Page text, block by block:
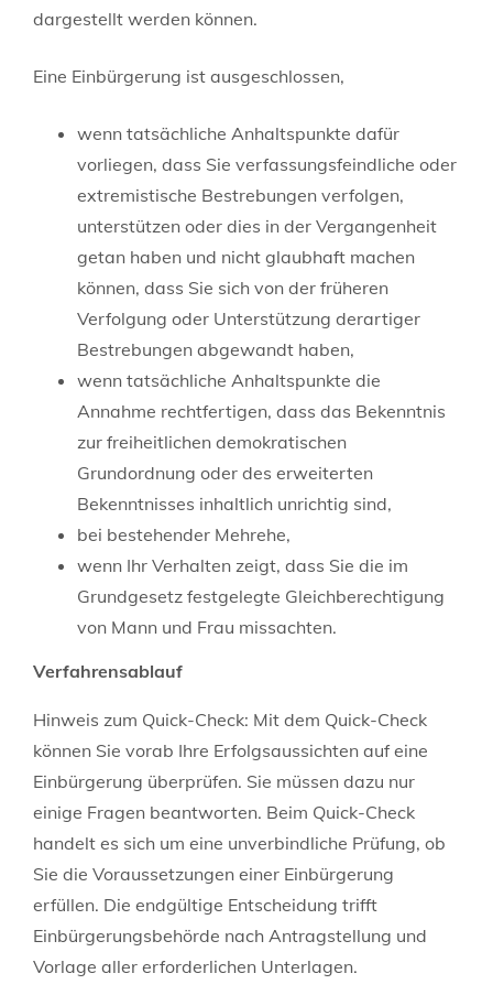
dargestellt werden können.
Eine Einbürgerung ist ausgeschlossen,
wenn tatsächliche Anhaltspunkte dafür
vorliegen, dass Sie verfassungsfeindliche oder
extremistische Bestrebungen verfolgen,
unterstützen oder dies in der Vergangenheit
getan haben und nicht glaubhaft machen
können, dass Sie sich von der früheren
Verfolgung oder Unterstützung derartiger
Bestrebungen abgewandt haben,
wenn tatsächliche Anhaltspunkte die
Annahme rechtfertigen, dass das Bekenntnis
zur freiheitlichen demokratischen
Grundordnung oder des erweiterten
Bekenntnisses inhaltlich unrichtig sind,
bei bestehender Mehrehe,
wenn Ihr Verhalten zeigt, dass Sie die im
Grundgesetz festgelegte Gleichberechtigung
von Mann und Frau missachten.
Verfahrensablauf
Hinweis zum Quick-Check: Mit dem Quick-Check
können Sie vorab Ihre Erfolgsaussichten auf eine
Einbürgerung überprüfen. Sie müssen dazu nur
einige Fragen beantworten. Beim Quick-Check
handelt es sich um eine unverbindliche Prüfung, ob
Sie die Voraussetzungen einer Einbürgerung
erfüllen. Die endgültige Entscheidung trifft
Einbürgerungsbehörde nach Antragstellung und
Vorlage aller erforderlichen Unterlagen.